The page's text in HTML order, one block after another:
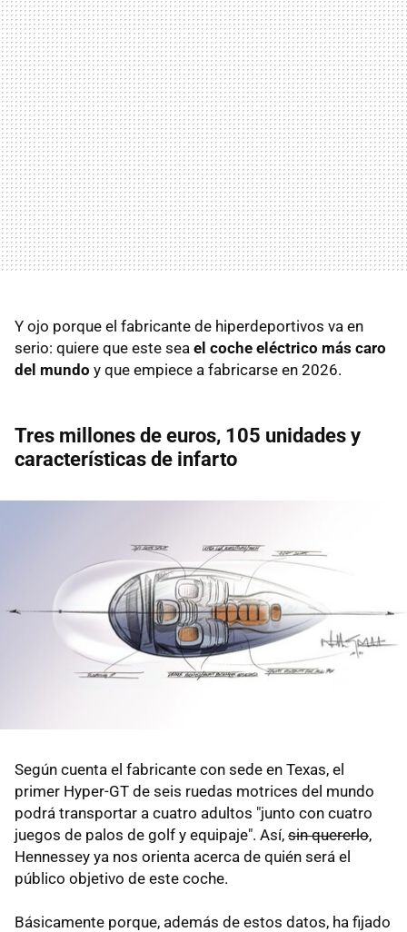
Y ojo porque el fabricante de hiperdeportivos va en
serio: quiere que este sea el coche eléctrico más caro
del mundo y que empiece a fabricarse en 2026.
Tres millones de euros, 105 unidades y
características de infarto
Según cuenta el fabricante con sede en Texas, el
primer Hyper-GT de seis ruedas motrices del mundo
podrá transportar a cuatro adultos "junto con cuatro
juegos de palos de golf y equipaje". Así, sin quererlo,
Hennessey ya nos orienta acerca de quién será el
público objetivo de este coche.
Básicamente porque, además de estos datos, ha fijado